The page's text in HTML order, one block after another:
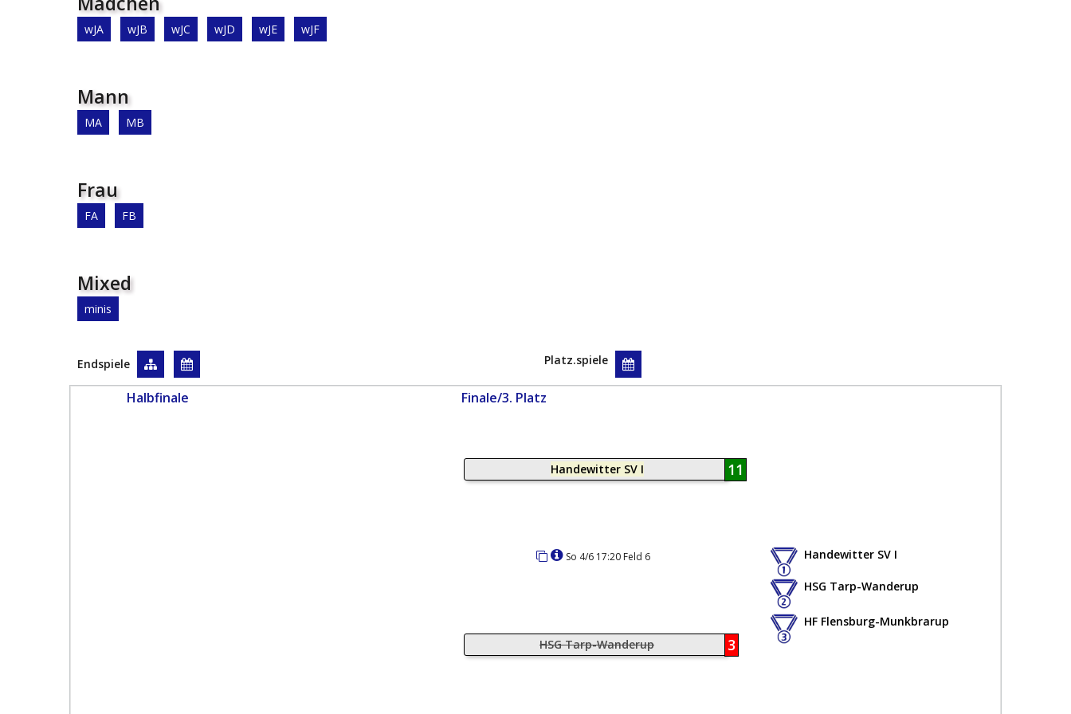
wJA wJB wJC wJD wJE wJF
Mann
MA MB
Frau
FA FB
Mixed
minis
Endspiele Platz.spiele
Halbfinale Finale/3. Platz
Handewitter SV I 11
So 4/6 17:20 Feld 6
HSG Tarp-Wanderup 3
Handewitter SV I
HSG Tarp-Wanderup
HF Flensburg-Munkbrarup